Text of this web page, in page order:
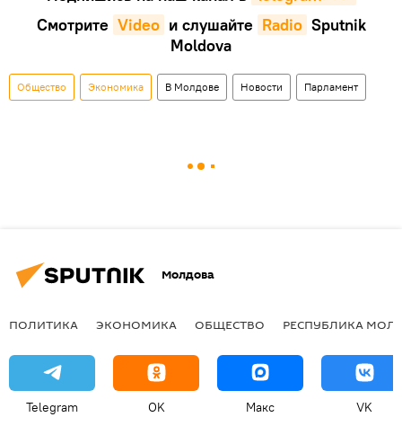
Смотрите Video и слушайте Radio Sputnik
Moldova
Общество Экономика В Молдове Новости Парламент
Молдова
ПОЛИТИКА ЭКОНОМИКА ОБЩЕСТВО РЕСПУБЛИКА
Telegram OK Макс VK